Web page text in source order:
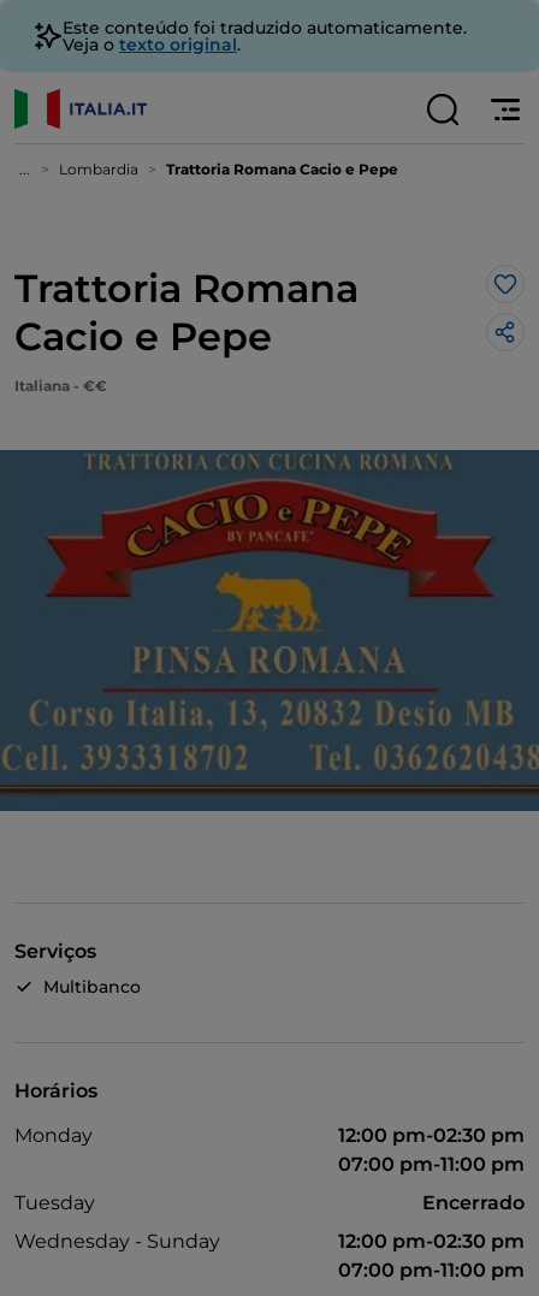
Este conteúdo foi traduzido automaticamente.
Veja o texto original.
... Lombardia Trattoria Romana Cacio e Pepe
Trattoria Romana
Cacio e Pepe
Italiana - €€
Serviços
Multibanco
Horários
Monday
12:00 pm-02:30 pm
07:00 pm-11:00 pm
Tuesday
Encerrado
Wednesday - Sunday
12:00 pm-02:30 pm
07:00 pm-11:00 pm